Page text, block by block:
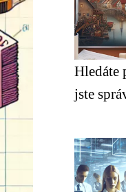
Hledáte
jste